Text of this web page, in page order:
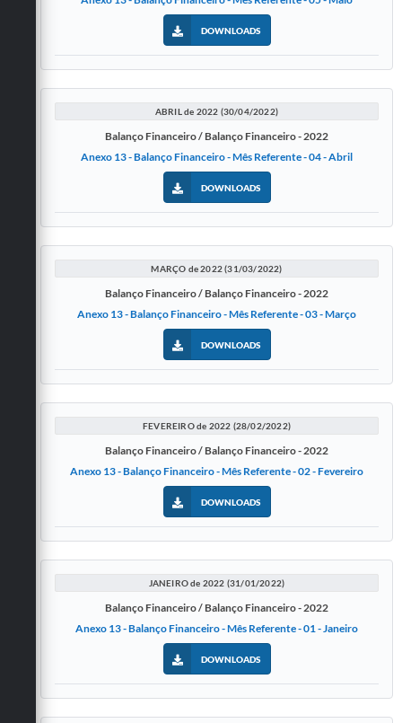
DOWNLOADS
ABRIL de 2022 (30/04/2022)
Balanço Financeiro / Balanço Financeiro - 2022
Anexo 13 - Balanço Financeiro - Mês Referente - 04 - Abril
DOWNLOADS
MARÇO de 2022 (31/03/2022)
Balanço Financeiro / Balanço Financeiro - 2022
Anexo 13 - Balanço Financeiro - Mês Referente - 03 - Março
DOWNLOADS
FEVEREIRO de 2022 (28/02/2022)
Balanço Financeiro / Balanço Financeiro - 2022
Anexo 13 - Balanço Financeiro - Mês Referente - 02 - Fevereiro
DOWNLOADS
JANEIRO de 2022 (31/01/2022)
Balanço Financeiro / Balanço Financeiro - 2022
Anexo 13 - Balanço Financeiro - Mês Referente - 01 - Janeiro
DOWNLOADS